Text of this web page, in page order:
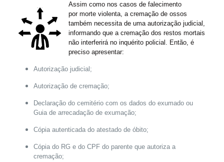
Assim como nos casos de falecimento
por morte violenta, a cremação de ossos
também necessita de uma autorização judicial,
informando que a cremação dos restos mortais
não interferirá no inquérito policial. Então, é
preciso apresentar:
Autorização judicial;
Autorização de cremação;
Declaração do cemitério com os dados do exumado ou
Guia de arrecadação de exumação;
Cópia autenticada do atestado de óbito;
Cópia do RG e do CPF do parente que autoriza a
cremação;